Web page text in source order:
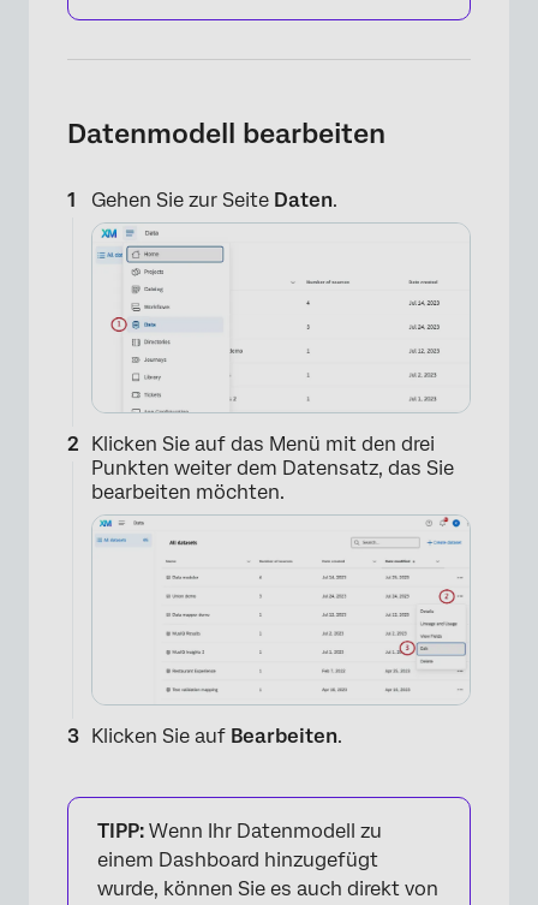
Datenmodell bearbeiten
Gehen Sie zur Seite Daten.
Klicken Sie auf das Menü mit den drei
Punkten weiter dem Datensatz, das Sie
bearbeiten möchten.
Klicken Sie auf Bearbeiten.
TIPP: Wenn Ihr Datenmodell zu
einem Dashboard hinzugefügt
wurde, können Sie es auch direkt von